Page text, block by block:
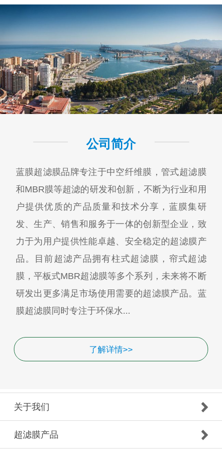
公司简介
蓝膜超滤膜品牌专注于中空纤维膜，管式超滤膜
和MBR膜等超滤的研发和创新，不断为行业和用
户提供优质的产品质量和技术分享，蓝膜集研
发、生产、销售和服务于一体的创新型企业，致
力于为用户提供性能卓越、安全稳定的超滤膜产
品。目前超滤产品拥有柱式超滤膜，帘式超滤
膜，平板式MBR超滤膜等多个系列，未来将不断
研发出更多满足市场使用需要的超滤膜产品。蓝
膜超滤膜同时专注于环保水...
了解详情>>
关于我们
超滤膜产品